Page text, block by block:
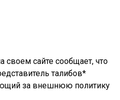
своем сайте сообщает, что
талибов*
за внешнюю политику